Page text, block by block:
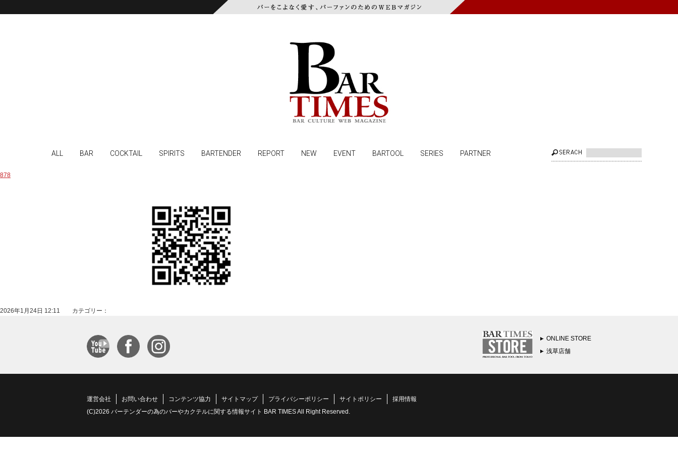
ALL BAR COCKTAIL SPIRITS BARTENDER REPORT NEW EVENT BARTOOL SERIES PARTNER
878
2026年1月24日 12:11 カテゴリー：
ONLINE STORE
浅草店舗
運営会社 お問い合わせ コンテンツ協力 サイトマップ プライバシーポリシー サイトポリシー
採用情報
(C)2026 バーテンダーの為のバーやカクテルに関する情報サイト BAR TIMES All Right Reserved.